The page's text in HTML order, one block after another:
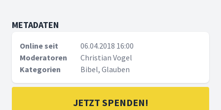
METADATEN
Online seit
06.04.2018 16:00
Moderatoren
Christian Vogel
Kategorien
Bibel, Glauben
JETZT SPENDEN!